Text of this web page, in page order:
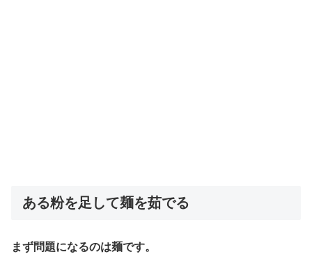
ある粉を足して麺を茹でる
まず問題になるのは麺です。